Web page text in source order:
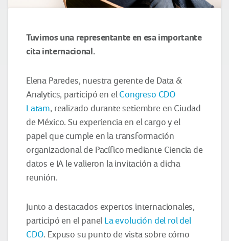
Tuvimos una representante en esa importante
cita internacional.
Elena Paredes, nuestra gerente de Data &
Analytics, participó en el Congreso CDO
Latam, realizado durante setiembre en Ciudad
de México. Su experiencia en el cargo y el
papel que cumple en la transformación
organizacional de Pacífico mediante Ciencia de
datos e IA le valieron la invitación a dicha
reunión.
Junto a destacados expertos internacionales,
participó en el panel La evolución del rol del
CDO. Expuso su punto de vista sobre cómo